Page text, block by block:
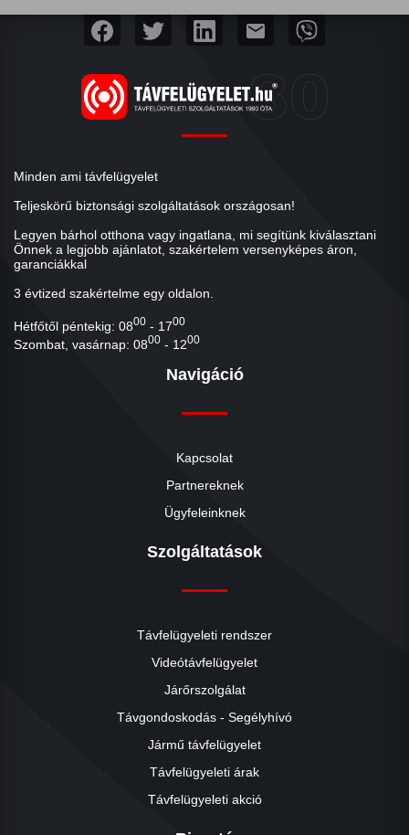
mail
Minden ami távfelügyelet
Teljeskörű biztonsági szolgáltatások országosan!
Legyen bárhol otthona vagy ingatlana, mi segítünk kiválasztani
Önnek a legjobb ajánlatot, szakértelem versenyképes áron,
garanciákkal
3 évtized szakértelme egy oldalon.
Hétfőtől péntekig: 0800 - 1700
Szombat, vasárnap: 0800 - 1200
Navigáció
Kapcsolat
Partnereknek
Ügyfeleinknek
Szolgáltatások
Távfelügyeleti rendszer
Videótávfelügyelet
Járőrszolgálat
Távgondoskodás - Segélyhívó
Jármű távfelügyelet
Távfelügyeleti árak
Távfelügyeleti akció